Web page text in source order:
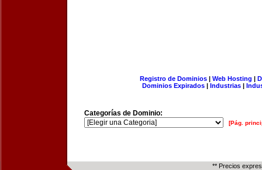
Registro de Dominios| Web Hosting |
Dominios Expirados | Industrias |
Categorías de Dominio:
[Pág.
** Precios